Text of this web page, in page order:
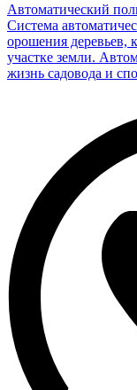
Автоматический
Система
орошения деревьев,
участке земли.
жизнь садовода и